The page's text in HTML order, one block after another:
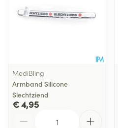
MediBling
Armband Silicone
Slechtziend
€ 4,95